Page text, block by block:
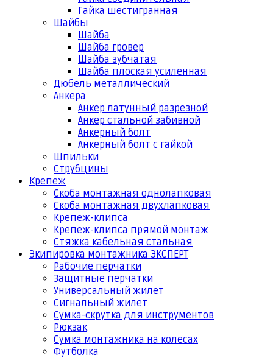
Гайка шестигранная
Шайбы
Шайба
Шайба гровер
Шайба зубчатая
Шайба плоская усиленная
Дюбель металлический
Анкера
Анкер латунный разрезной
Анкер стальной забивной
Анкерный болт
Анкерный болт с гайкой
Шпильки
Струбцины
Крепеж
Скоба монтажная однолапковая
Скоба монтажная двухлапковая
Крепеж-клипса
Крепеж-клипса прямой монтаж
Стяжка кабельная стальная
Экипировка монтажника ЭКСПЕРТ
Рабочие перчатки
Защитные перчатки
Универсальный жилет
Сигнальный жилет
Сумка-скрутка для инструментов
Рюкзак
Сумка монтажника на колесах
Футболка